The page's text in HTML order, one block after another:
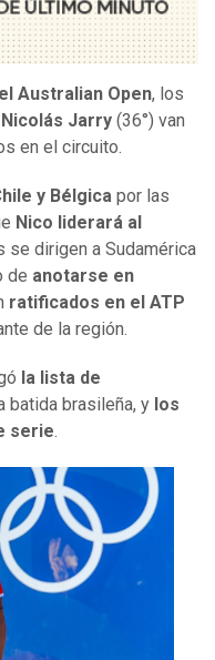
Australian Open, los
Nicolás Jarry (36°) van
en el circuito.
y Bélgica por las
Nico liderará al
se dirigen a Sudamérica
de anotarse en
ratificados en el ATP
de la región.
la lista de
batida brasileña, y los
serie.